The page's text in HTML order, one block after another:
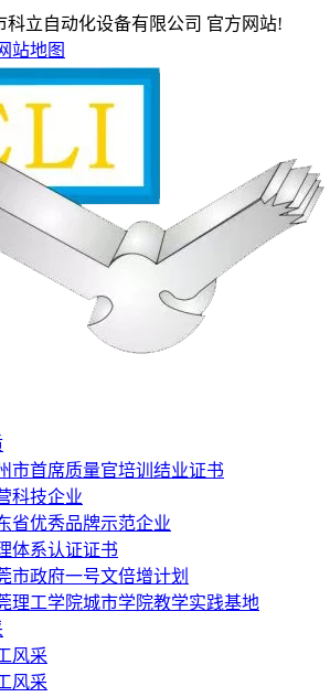
科立自动化设备有限公司 官方网站!
站地图
市首席质量官培训结业证书
科技企业
省优秀品牌示范企业
体系认证证书
市政府一号文倍增计划
理工学院城市学院教学实践基地
风采
风采